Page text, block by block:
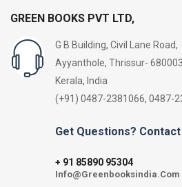
GREEN BOOKS PVT LTD,
G B Building, Civil Lane Road,
Ayyanthole, Thrissur-
Kerala, India
(+91) 0487-2381066, 0487-
Get Questions?
+ 91 85890 95304
Info@Greenbooksindia.Com